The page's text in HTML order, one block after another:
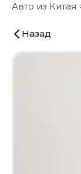
Авто из Китая
Назад